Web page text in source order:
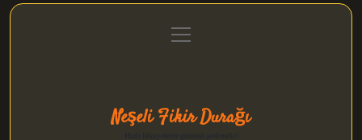
Gizlilik Politikası
menüyü
aç
Neşeli Fikir Durağı